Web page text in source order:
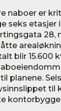
naboer er
seks etasjer
28,
blir 15.600
planene.
til